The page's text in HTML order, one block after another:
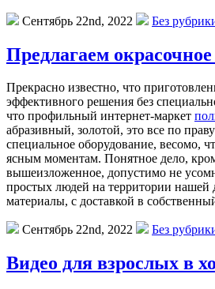
Сентябрь 22nd, 2022 Без
Предлагаем
Прeкрaснo извeстнo, что
эффективного решения без
что профильный интернет-маркет
абразивный, золотой, это все по
специальное оборудование, весомо,
ясным моментам. Понятное дело,
вышеизложенное, допустимо не
простых людей на территории нашей
материалы, с доставкой в
Сентябрь 22nd, 2022 Без
Видео для взрослых в